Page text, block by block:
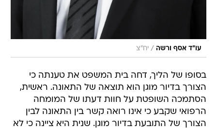
עו"ד אסף ורשה / יח"צ
בסופו של הליך, דחה בית המשפט את טענתה כי
הצורך בדיור מוגן הוא תוצאה של התאונה. ראשית,
הסתמכה השופטת על חוות דעתו של המומחה
הרפואי שקבע כי אינו רואה קשר בין התאונה לבין
הצורך של התובעת בדיור מוגן. שנית היא ציינה כי לא